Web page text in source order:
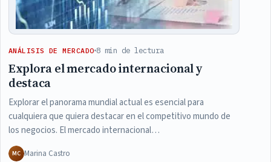
ANÁLISIS DE MERCADO 8 min de lectura
Explora el mercado internacional y
destaca
Explorar el panorama mundial actual es esencial para
cualquiera que quiera destacar en el competitivo mundo de
los negocios. El mercado internacional…
MC Marina Castro